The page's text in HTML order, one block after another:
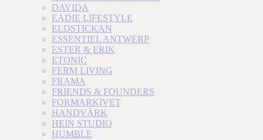
DAVIDA
EADIE LIFESTYLE
ELDSTICKAN
ESSENTIEL ANTWERP
ESTER & ERIK
ETONIC
FERM LIVING
FRAMA
FRIENDS & FOUNDERS
FORMARKIVET
HANDVÄRK
HEIN STUDIO
HUMBLE